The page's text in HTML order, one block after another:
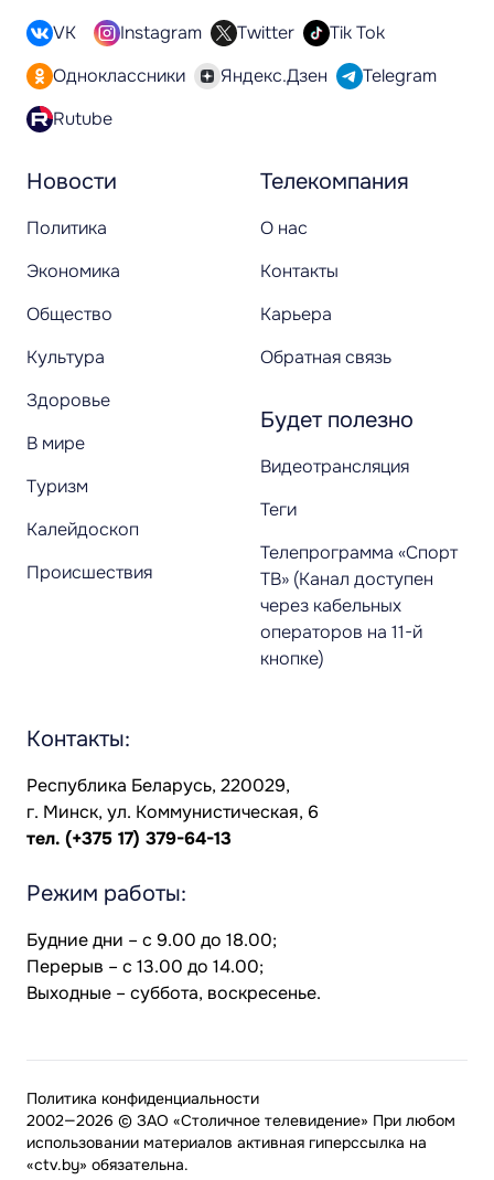
Новости
Политика
Экономика
Общество
Культура
Здоровье
В мире
Туризм
Калейдоскоп
Происшествия
Телекомпания
О нас
Контакты
Карьера
Обратная связь
Будет полезно
Видеотрансляция
Теги
Телепрограмма «Спорт
ТВ» (Канал доступен
через кабельных
операторов на 11-й
кнопке)
VK Instagram Twitter
Tik Tok
Одноклассники
Яндекс.Дзен
Telegram
Rutube
Контакты:
Республика Беларусь, 220029,
г. Минск, ул. Коммунистическая, 6
тел. (+375 17) 379-64-13
Режим работы:
Будние дни – с 9.00 до 18.00;
Перерыв – с 13.00 до 14.00;
Выходные – суббота, воскресенье.
2002—2026 © ЗАО «Столичное телевидение» При любом
использовании материалов активная гиперссылка на
«ctv.by» обязательна.
Политика конфиденциальности